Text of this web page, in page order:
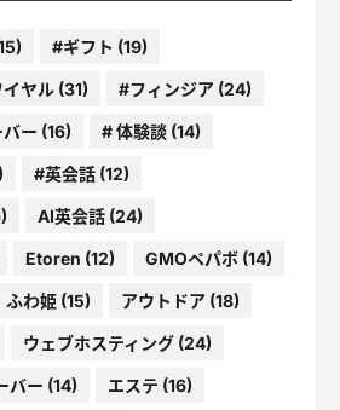
#ギフト (19)
ヤル(31) #フィンジア(24)
ー (16) # 体験談(14)
#英会話(12)
AI英会話(24)
Etoren (12) GMOペパボ(14)
ふわ姫(15) アウトドア(18)
ウェブホスティング(24)
バー (14) エステ (16)